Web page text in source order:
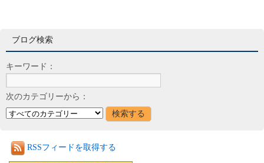
ブログ検索
キーワード：
次のカテゴリーから：
RSSフィードを取得する